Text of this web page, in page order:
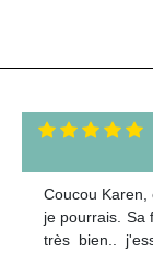
Coucou Karen,
je pourrais. Sa
très bien..